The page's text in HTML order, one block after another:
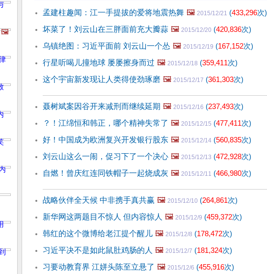
🖼️
孟建柱趣闻：江一手提拔的爱将地震热舞 🖼️ 2015/12/21 (433,296次)
坏菜了！刘云山在三胖面前充大瓣蒜 🖼️ 2015/12/20 (420,836次)
乌镇绝图：习近平面前 刘云山一个怂 🖼️ 2015/12/19 (167,152次)
行星听喝儿撞地球 屡屡擦身而过 🖼️ 2015/12/18 (359,411次)
这个宇宙新发现让人类得使劲琢磨 🖼️ 2015/12/17 (361,303次)
聂树斌案因谷开来减刑而继续延期 🖼️ 2015/12/16 (237,493次)
？！江绵恒和韩正，哪个精神失常了 🖼️ 2015/12/15 (477,411次)
好！中国成为欧洲复兴开发银行股东 🖼️ 2015/12/14 (560,835次)
刘云山这么一闹，促习下了一个决心 🖼️ 2015/12/13 (472,928次)
自燃！曾庆红连同铁帽子一起烧成灰 🖼️ 2015/12/11 (466,980次)
战略伙伴全天候 中非携手真共赢 🖼️ 2015/12/10 (264,861次)
新华网这两题目不惊人 但内容惊人 🖼️ 2015/12/9 (459,372次)
韩红的这个微博给老江提个醒儿 🖼️ 2015/12/8 (178,472次)
习近平决不是如此鼠肚鸡肠的人 🖼️ 2015/12/7 (181,324次)
习要动教育界 江姘头陈至立悬了 🖼️ 2015/12/6 (455,916次)